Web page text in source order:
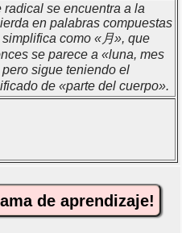
radical se encuentra a la
en palabras compuestas
simplifica como «月», que
se parece a «luna, mes
pero sigue teniendo el
de «parte del cuerpo».
de aprendizaje!